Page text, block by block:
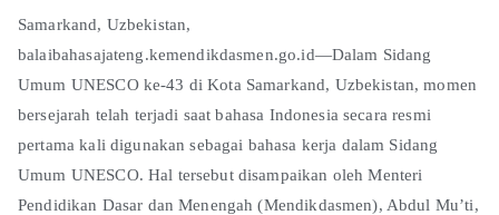
Samarkand, Uzbekistan,
balaibahasajateng.kemendikdasmen.go.id—Dalam Sidang
Umum UNESCO ke-43 di Kota Samarkand, Uzbekistan, momen
bersejarah telah terjadi saat bahasa Indonesia secara resmi
pertama kali digunakan sebagai bahasa kerja dalam Sidang
Umum UNESCO. Hal tersebut disampaikan oleh Menteri
Pendidikan Dasar dan Menengah (Mendikdasmen), Abdul Mu’ti,